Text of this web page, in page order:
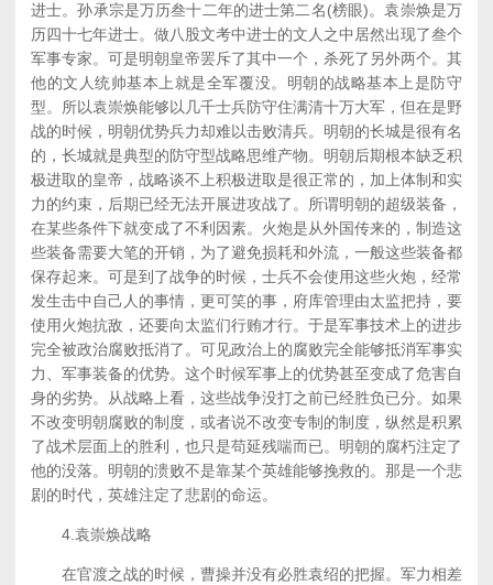
进士。孙承宗是万历叁十二年的进士第二名(榜眼)。袁崇焕是万
历四十七年进士。做八股文考中进士的文人之中居然出现了叁个
军事专家。可是明朝皇帝罢斥了其中一个，杀死了另外两个。其
他的文人统帅基本上就是全军覆没。明朝的战略基本上是防守
型。所以袁崇焕能够以几千士兵防守住满清十万大军，但在是野
战的时候，明朝优势兵力却难以击败清兵。明朝的长城是很有名
的，长城就是典型的防守型战略思维产物。明朝后期根本缺乏积
极进取的皇帝，战略谈不上积极进取是很正常的，加上体制和实
力的约束，后期已经无法开展进攻战了。所谓明朝的超级装备，
在某些条件下就变成了不利因素。火炮是从外国传来的，制造这
些装备需要大笔的开销，为了避免损耗和外流，一般这些装备都
保存起来。可是到了战争的时候，士兵不会使用这些火炮，经常
发生击中自己人的事情，更可笑的事，府库管理由太监把持，要
使用火炮抗敌，还要向太监们行贿才行。于是军事技术上的进步
完全被政治腐败抵消了。可见政治上的腐败完全能够抵消军事实
力、军事装备的优势。这个时候军事上的优势甚至变成了危害自
身的劣势。从战略上看，这些战争没打之前已经胜负已分。如果
不改变明朝腐败的制度，或者说不改变专制的制度，纵然是积累
了战术层面上的胜利，也只是苟延残喘而已。明朝的腐朽注定了
他的没落。明朝的溃败不是靠某个英雄能够挽救的。那是一个悲
剧的时代，英雄注定了悲剧的命运。
4.袁崇焕战略
在官渡之战的时候，曹操并没有必胜袁绍的把握。军力相差